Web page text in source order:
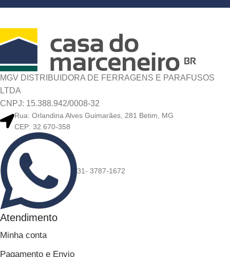
MGV DISTRIBUIDORA DE FERRAGENS E PARAFUSOS
LTDA
CNPJ: 15.388.942/0008-32
Rua: Orlandina Alves Guimarães, 281 Betim, MG
CEP: 32.670-358
31- 3787-1672
Atendimento
Minha conta
Pagamento e Envio